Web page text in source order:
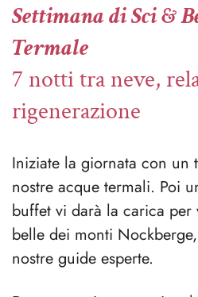
Settimana di Sci &
Termale
7 notti tra neve,
rigenerazione
Iniziate la giornata con un
nostre acque termali. Poi
buffet vi darà la carica per
belle dei monti
nostre guide esperte.